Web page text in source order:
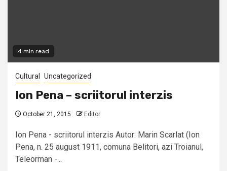
4 min read
Cultural Uncategorized
Ion Pena – scriitorul interzis
October 21, 2015 Editor
Ion Pena - scriitorul interzis Autor: Marin Scarlat (Ion
Pena, n. 25 august 1911, comuna Belitori, azi Troianul,
Teleorman -...